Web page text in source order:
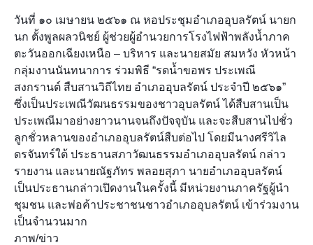
วันที่ ๑๐ เมษายน ๒๕๖๑ ณ หอประชุมอำเภออุบลรัตน์ นายก
นก ตั้งพูลผลวนิชย์ ผู้ช่วยผู้อำนวยการโรงไฟฟ้าพลังน้ำภาค
ตะวันออกเฉียงเหนือ – บริหาร และนายสมัย สมหวัง หัวหน้า
กลุ่มงานนันทนาการ ร่วมพิธี “รดน้ำขอพร ประเพณี
สงกรานต์ สืบสานวิถีไทย อำเภออุบลรัตน์ ประจำปี ๒๕๖๑”
ซึ่งเป็นประเพณีวัฒนธรรมของชาวอุบลรัตน์ ได้สืบสานเป็น
ประเพณีมาอย่างยาวนานจนถึงปัจจุบัน และจะสืบสานไปชั่ว
ลูกชั่วหลานของอำเภออุบลรัตน์สืบต่อไป โดยมีนางศรีวิไล
ดรจันทร์ใต้ ประธานสภาวัฒนธรรมอำเภออุบลรัตน์ กล่าว
รายงาน และนายณัฐภัทร พลอยสุภา นายอำเภออุบลรัตน์
เป็นประธานกล่าวเปิดงานในครั้งนี้ มีหน่วยงานภาครัฐผู้นำ
ชุมชน และพ่อค้าประชาชนชาวอำเภออุบลรัตน์ เข้าร่วมงาน
เป็นจำนวนมาก
ภาพ/ข่าว